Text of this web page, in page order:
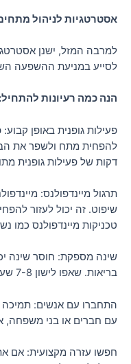
אסטרטגיות לניהול
למרבה המזל, ישנן
לסייע במניעת ההשפעה
הנה כמה רעיונות להתחיל:
פעילות גופנית באופן
דקות של פעילות גופנית
תרגול מיינדפולנס:
שיפוט. זה יכול לעזור
טכניקות מיינדפולנס כמו
שינה מספקת: חוסר שינה
בריאות. שאפו לישון 7-8 שעות שינה בלילה.
התחברו עם אנשים:
עם חברים או בני משפחה,
חפשו עזרה מקצועית: אם